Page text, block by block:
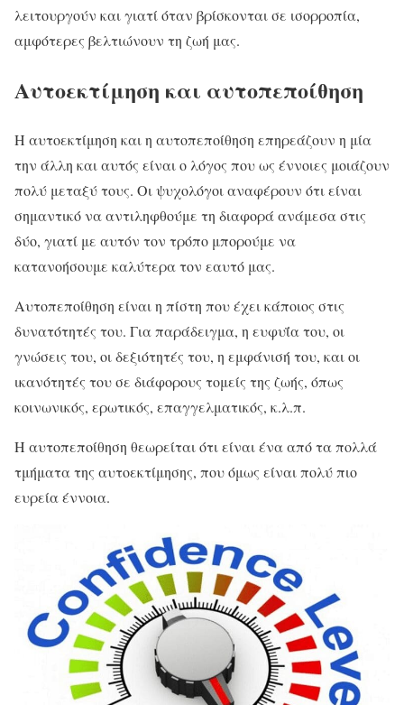
λειτουργούν και γιατί όταν βρίσκονται σε ισορροπία,
αμφότερες βελτιώνουν τη ζωή μας.
Αυτοεκτίμηση και αυτοπεποίθηση
Η αυτοεκτίμηση και η αυτοπεποίθηση επηρεάζουν η μία
την άλλη και αυτός είναι ο λόγος που ως έννοιες μοιάζουν
πολύ μεταξύ τους. Οι ψυχολόγοι αναφέρουν ότι είναι
σημαντικό να αντιληφθούμε τη διαφορά ανάμεσα στις
δύο, γιατί με αυτόν τον τρόπο μπορούμε να
κατανοήσουμε καλύτερα τον εαυτό μας.
Αυτοπεποίθηση είναι η πίστη που έχει κάποιος στις
δυνατότητές του. Για παράδειγμα, η ευφυΐα του, οι
γνώσεις του, οι δεξιότητές του, η εμφάνισή του, και οι
ικανότητές του σε διάφορους τομείς της ζωής, όπως
κοινωνικός, ερωτικός, επαγγελματικός, κ.λ.π.
Η αυτοπεποίθηση θεωρείται ότι είναι ένα από τα πολλά
τμήματα της αυτοεκτίμησης, που όμως είναι πολύ πιο
ευρεία έννοια.